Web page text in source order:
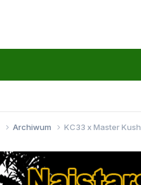
Archiwum KC33 x Master Kush